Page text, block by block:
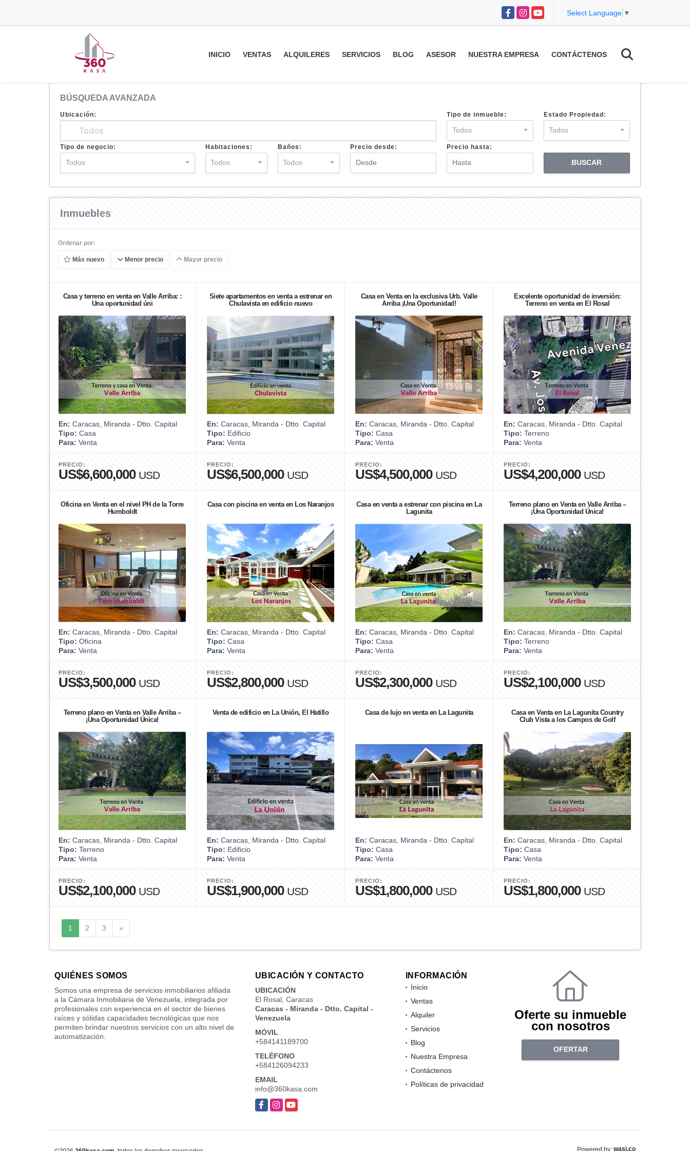
Facebook
InstagramYouTube Select Language ▼
INICIO VENTAS ALQUILERES SERVICIOS BLOG ASESOR NUESTRA EMPRESA CONTÁCTENOS
BÚSQUEDA AVANZADA
Ubicación: Tipo de inmueble:
Todos
Estado Propiedad:
Todos
Tipo de negocio:
Todos
Habitaciones:
Todos
Baños:
Todos
Precio desde: Precio hasta:
BUSCAR
Inmuebles
Ordenar por:
Más nuevo Menor precio Mayor precio
Casa y terreno en venta en Valle Arriba: :
Una oportunidad úni
En: Caracas, Miranda - Dtto. Capital
Tipo: Casa
Para: Venta
PRECIO:
US$6,600,000 USD
Siete apartamentos en venta a estrenar en
Chulavista en edificio nuevo
En: Caracas, Miranda - Dtto. Capital
Tipo: Edificio
Para: Venta
PRECIO:
US$6,500,000 USD
Casa en Venta en la exclusiva Urb. Valle
Arriba ¡Una Oportunidad!
En: Caracas, Miranda - Dtto. Capital
Tipo: Casa
Para: Venta
PRECIO:
US$4,500,000 USD
Excelente oportunidad de inversión:
Terreno en venta en El Rosal
En: Caracas, Miranda - Dtto. Capital
Tipo: Terreno
Para: Venta
PRECIO:
US$4,200,000 USD
Oficina en Venta en el nivel PH de la Torre
Humboldt
En: Caracas, Miranda - Dtto. Capital
Tipo: Oficina
Para: Venta
PRECIO:
US$3,500,000 USD
Casa con piscina en venta en Los Naranjos
En: Caracas, Miranda - Dtto. Capital
Tipo: Casa
Para: Venta
PRECIO:
US$2,800,000 USD
Casa en venta a estrenar con piscina en La
Lagunita
En: Caracas, Miranda - Dtto. Capital
Tipo: Casa
Para: Venta
PRECIO:
US$2,300,000 USD
Terreno plano en Venta en Valle Arriba –
¡Una Oportunidad Única!
En: Caracas, Miranda - Dtto. Capital
Tipo: Terreno
Para: Venta
PRECIO:
US$2,100,000 USD
Terreno plano en Venta en Valle Arriba –
¡Una Oportunidad Única!
En: Caracas, Miranda - Dtto. Capital
Tipo: Terreno
Para: Venta
PRECIO:
US$2,100,000 USD
Venta de edificio en La Unión, El Hatillo
En: Caracas, Miranda - Dtto. Capital
Tipo: Edificio
Para: Venta
PRECIO:
US$1,900,000 USD
Casa de lujo en venta en La Lagunita
En: Caracas, Miranda - Dtto. Capital
Tipo: Casa
Para: Venta
PRECIO:
US$1,800,000 USD
Casa en Venta en La Lagunita Country
Club Vista a los Campos de Golf
En: Caracas, Miranda - Dtto. Capital
Tipo: Casa
Para: Venta
PRECIO:
US$1,800,000 USD
1 2 3 »
QUIÉNES SOMOS
Somos una empresa de servicios inmobiliarios afiliada
a la Cámara Inmobiliaria de Venezuela, integrada por
profesionales con experiencia en el sector de bienes
raíces y sólidas capacidades tecnológicas que nos
permiten brindar nuestros servicios con un alto nivel de
automatización.
UBICACIÓN Y CONTACTO
UBICACIÓN
El Rosal, Caracas
Caracas - Miranda - Dtto. Capital -
Venezuela
MÓVIL
+584141189700
TELÉFONO
+584126094233
EMAIL
info@360kasa.com
Facebook
InstagramYouTube
INFORMACIÓN
Inicio
Ventas
Alquiler
Servicios
Blog
Nuestra Empresa
Contáctenos
Políticas de privacidad
Oferte su inmueble
con nosotros
OFERTAR
Powered by: wasi.co